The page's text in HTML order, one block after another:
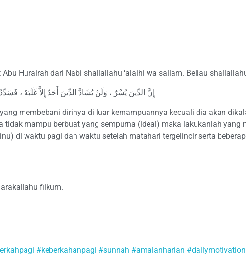
Hurairah dari Nabi shallallahu ‘alaihi wa sallam. Beliau
إِنَّ الدِّينَ يُسْرٌ ، وَلَنْ يُشَادَّ الدِّينَ أَحَدٌ إِلاَّ غَلَبَهُ ،
membebani dirinya di luar kemampuannya kecuali dia akan
mampu berbuat yang sempurna (ideal) maka lakukanlah
di waktu pagi dan waktu setelah matahari tergelincir serta
fiikum.
#keberkahanpagi #sunnah #amalanharian #dailymotivation